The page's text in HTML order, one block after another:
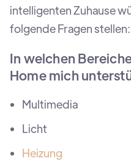
intelligenten Zuhause
folgende Fragen stellen:
In welchen
Home mich
Multimedia
Licht
Heizung